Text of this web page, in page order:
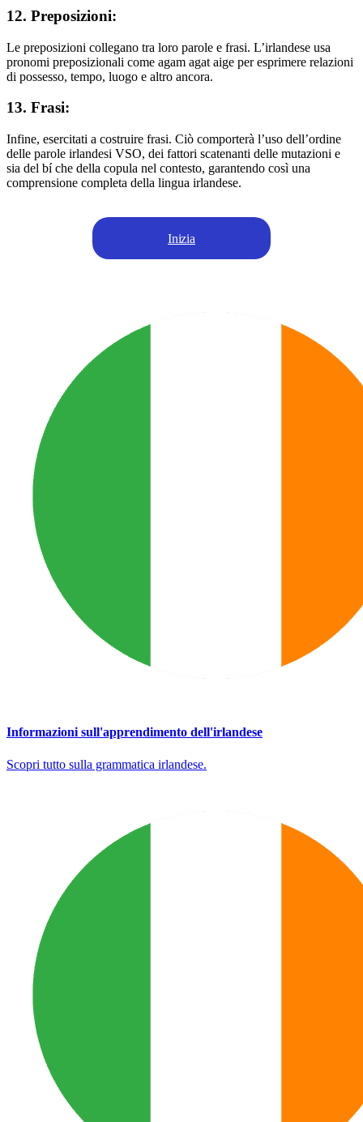
12. Preposizioni:
Le preposizioni collegano tra loro parole e frasi. L’irlandese usa
pronomi preposizionali come agam agat aige per esprimere relazioni
di possesso, tempo, luogo e altro ancora.
13. Frasi:
Infine, esercitati a costruire frasi. Ciò comporterà l’uso dell’ordine
delle parole irlandesi VSO, dei fattori scatenanti delle mutazioni e
sia del bí che della copula nel contesto, garantendo così una
comprensione completa della lingua irlandese.
Inizia
Informazioni sull'apprendimento dell'irlandese
Scopri tutto sulla grammatica irlandese.